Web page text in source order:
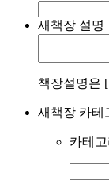
새책장 설명
책장설명은
새책장 카테
카테고